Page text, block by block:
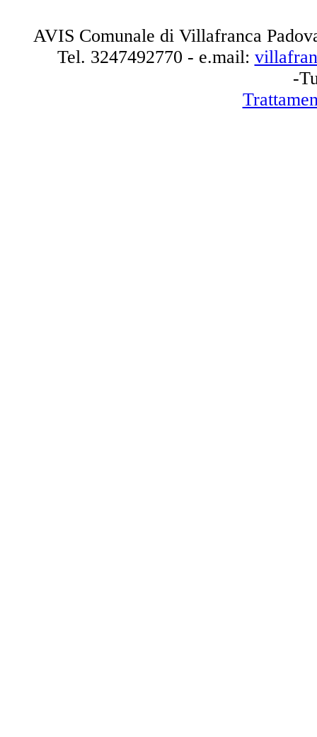
AVIS Comunale di Villafranca
Tel. 3247492770 - e.mail:
-